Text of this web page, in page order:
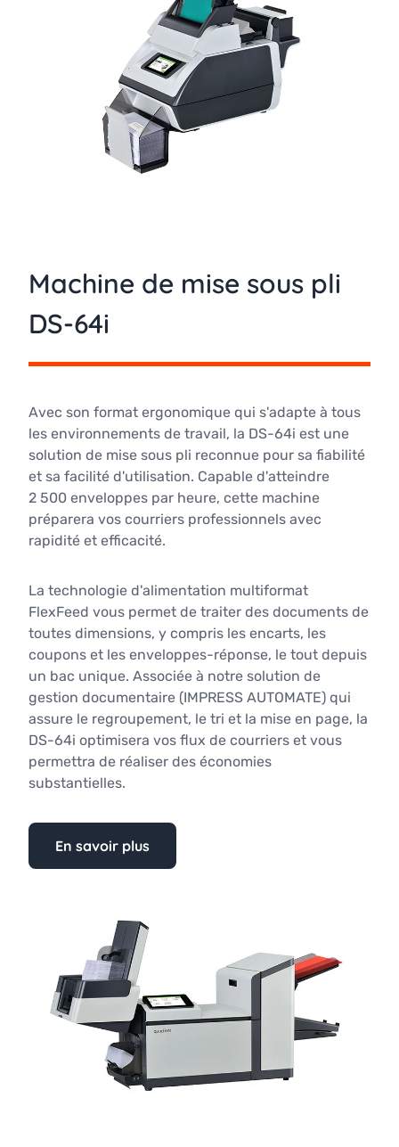
Machine de mise sous pli
DS-64i
Avec son format ergonomique qui s'adapte à tous
les environnements de travail, la DS-64i est une
solution de mise sous pli reconnue pour sa fiabilité
et sa facilité d'utilisation. Capable d'atteindre
2 500 enveloppes par heure, cette machine
préparera vos courriers professionnels avec
rapidité et efficacité.
La technologie d'alimentation multiformat
FlexFeed vous permet de traiter des documents de
toutes dimensions, y compris les encarts, les
coupons et les enveloppes-réponse, le tout depuis
un bac unique. Associée à notre solution de
gestion documentaire (IMPRESS AUTOMATE) qui
assure le regroupement, le tri et la mise en page, la
DS-64i optimisera vos flux de courriers et vous
permettra de réaliser des économies
substantielles.
En savoir plus